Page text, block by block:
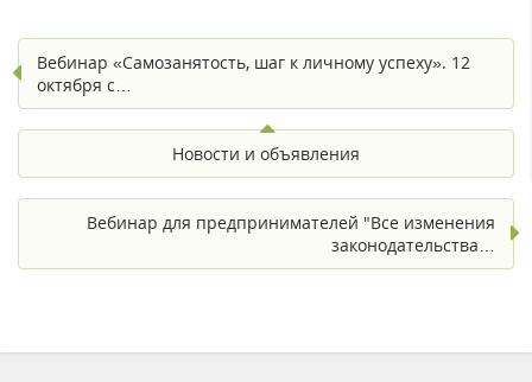
Вебинар «Самозанятость, шаг к личному успеху». 12
октября с…
Новости и объявления
Вебинар для предпринимателей "Все изменения
законодательства…